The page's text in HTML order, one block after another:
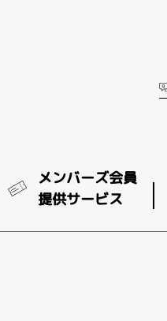
メンバーズ会員
提供サービス